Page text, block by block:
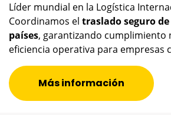
Líder mundial en la Logística
Coordinamos el traslado seguro
países, garantizando cumplimiento
eficiencia operativa para empresas
Más información